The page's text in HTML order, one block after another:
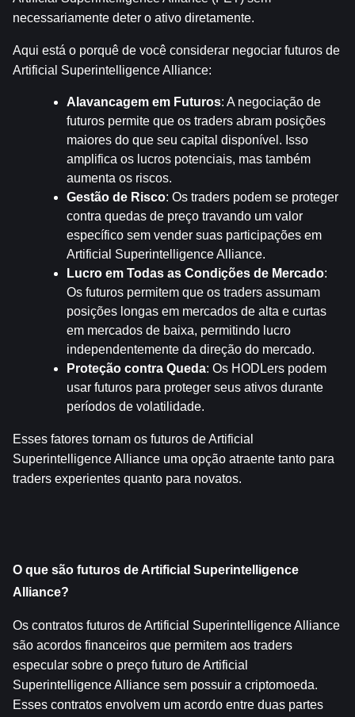
necessariamente deter o ativo diretamente.
Aqui está o porquê de você considerar negociar futuros de
Artificial Superintelligence Alliance:
Alavancagem em Futuros: A negociação de
futuros permite que os traders abram posições
maiores do que seu capital disponível. Isso
amplifica os lucros potenciais, mas também
aumenta os riscos.
Gestão de Risco: Os traders podem se proteger
contra quedas de preço travando um valor
específico sem vender suas participações em
Artificial Superintelligence Alliance.
Lucro em Todas as Condições de Mercado:
Os futuros permitem que os traders assumam
posições longas em mercados de alta e curtas
em mercados de baixa, permitindo lucro
independentemente da direção do mercado.
Proteção contra Queda: Os HODLers podem
usar futuros para proteger seus ativos durante
períodos de volatilidade.
Esses fatores tornam os futuros de Artificial
Superintelligence Alliance uma opção atraente tanto para
traders experientes quanto para novatos.
O que são futuros de Artificial Superintelligence
Alliance?
Os contratos futuros de Artificial Superintelligence Alliance
são acordos financeiros que permitem aos traders
especular sobre o preço futuro de Artificial
Superintelligence Alliance sem possuir a criptomoeda.
Esses contratos envolvem um acordo entre duas partes